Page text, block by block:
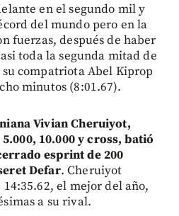
en el segundo mil y
del mundo pero en la
fuerzas, después de haber
toda la segunda mitad de
compatriota Abel Kiprop
minutos (8:01.67).
Vivian Cheruiyot,
10.000 y cross, batió
esprint de 200
Defar. Cheruiyot
el mejor del año,
a su rival.